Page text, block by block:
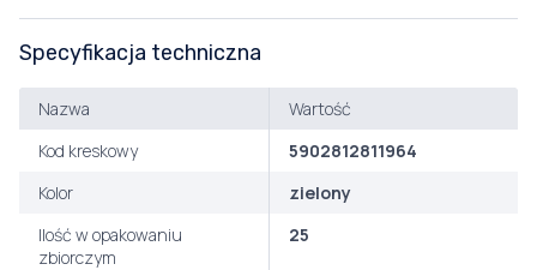
Specyfikacja techniczna
Nazwa
Wartość
Kod kreskowy
5902812811964
Kolor
zielony
Ilość w opakowaniu
zbiorczym
25